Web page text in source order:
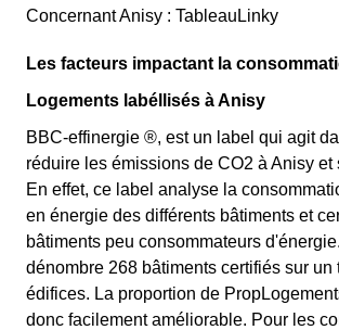
Concernant Anisy : TableauLinky
Les facteurs impactant la
Logements labéllisés à Anisy
BBC-effinergie ®, est un label qui agit
réduire les émissions de CO2 à Anisy et
En effet, ce label analyse la
en énergie des différents bâtiments et
bâtiments peu consommateurs
dénombre 268 bâtiments certifiés sur un
édifices. La proportion de
donc facilement améliorable. Pour les